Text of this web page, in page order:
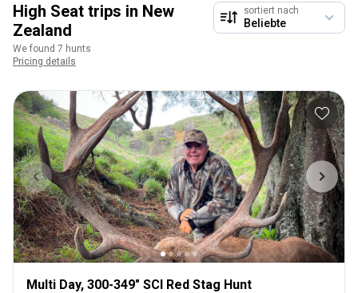
High Seat trips in New
Zealand
We found 7 hunts
Pricing details
sortiert nach
Multi Day, 300-349" SCI Red Stag Hunt